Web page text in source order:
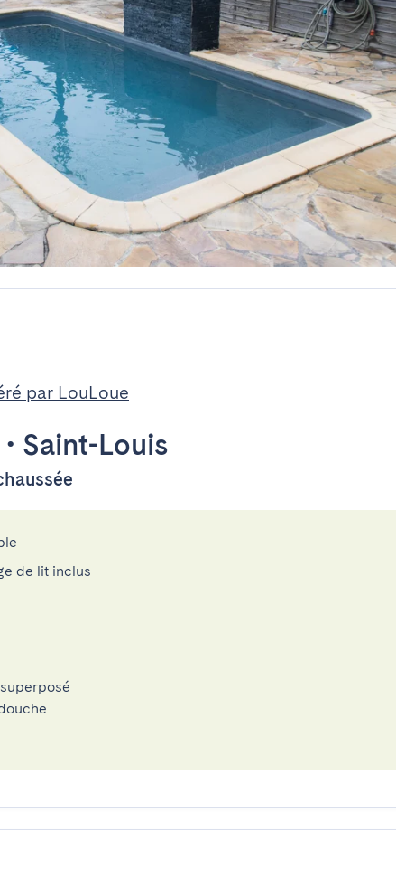
par LouLoue
• Saint-Louis
de lit inclus